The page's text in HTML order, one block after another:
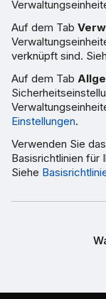
Auf dem Tab
verknüpft sind.
Auf dem Tab
Einstellungen.
Verwenden Sie
Basisrichtlinien für
Siehe